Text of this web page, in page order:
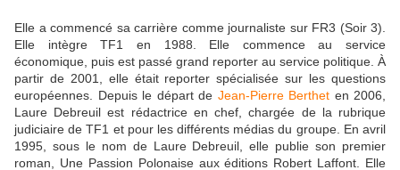
Elle a commencé sa carrière comme journaliste sur FR3 (Soir 3).
Elle intègre TF1 en 1988. Elle commence au service
économique, puis est passé grand reporter au service politique. À
partir de 2001, elle était reporter spécialisée sur les questions
européennes. Depuis le départ de Jean-Pierre Berthet en 2006,
Laure Debreuil est rédactrice en chef, chargée de la rubrique
judiciaire de TF1 et pour les différents médias du groupe. En avril
1995, sous le nom de Laure Debreuil, elle publie son premier
roman, Une Passion Polonaise aux éditions Robert Laffont. Elle